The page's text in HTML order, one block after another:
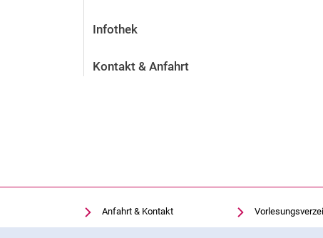
Infothek
Kontakt & Anfahrt
Anfahrt & Kontakt
Einrichtungen suchen
Uni-Bibliothek